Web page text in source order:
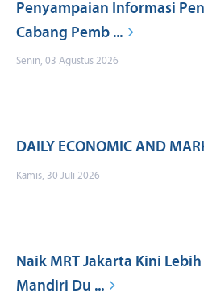
Penyampaian Informasi
Cabang Pemb ...
Senin, 03 Agustus 2026
DAILY ECONOMIC AND
Kamis, 30 Juli 2026
Naik MRT Jakarta Kini
Mandiri Du ...